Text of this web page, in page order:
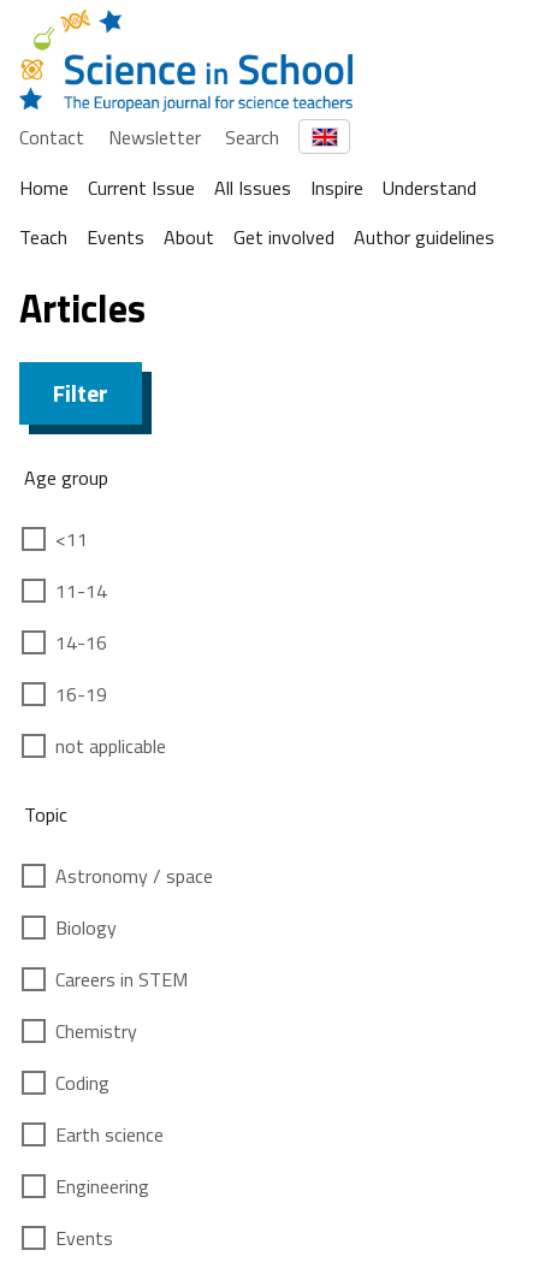
Contact Newsletter
Search
Home
Current Issue All Issues Inspire
Understand
Teach
Events About Get involved Author guidelines
Articles
Filter
Age group
<11
11-14
14-16
16-19
not applicable
Topic
Astronomy / space
Biology
Careers in STEM
Chemistry
Coding
Earth science
Engineering
Events